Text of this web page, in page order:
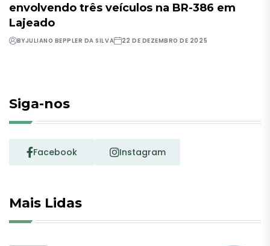
envolvendo três veículos na BR-386 em
Lajeado
BYJULIANO BEPPLER DA SILVA 22 DE DEZEMBRO DE 2025
Siga-nos
Facebook Instagram
Mais Lidas